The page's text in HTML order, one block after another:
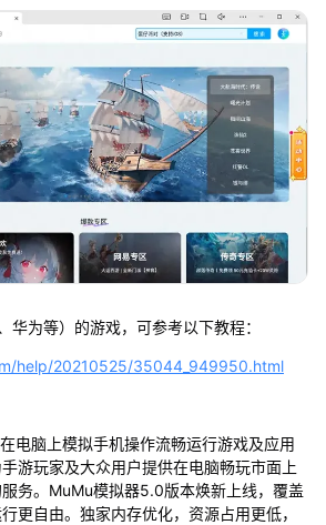
华为等）的游戏，可参考以下教程：
help/20210525/35044_949950.html
电脑上模拟手机操作流畅运行游戏及应用
游玩家及大众用户提供在电脑畅玩市面上
务。MuMu模拟器5.0版本焕新上线，覆盖
更自由。独家内存优化，资源占用更低，